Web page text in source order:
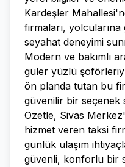
Kardeşler
firmaları,
seyahat deneyimi
Modern ve bakımlı
güler yüzlü
ön planda tutan bu
güvenilir bir seçenek
Özetle, Sivas
hizmet veren taksi
günlük ulaşım
güvenli, konforlu bir